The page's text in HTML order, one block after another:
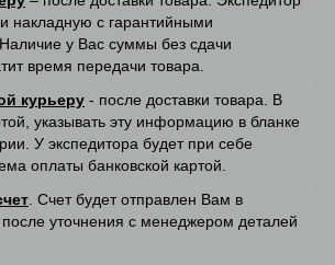
накладную с гарантийными
у Вас суммы без сдачи
время передачи товара.
курьеру - после доставки товара. В
указывать эту информацию в бланке
У экспедитора будет при себе
оплаты банковской картой.
. Счет будет отправлен Вам в
уточнения с менеджером деталей